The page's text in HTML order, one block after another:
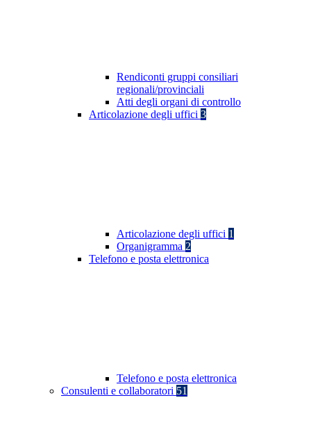
Rendiconti gruppi consiliari
regionali/provinciali
Atti degli organi di controllo
Articolazione degli uffici 3
Articolazione degli uffici 1
Organigramma 2
Telefono e posta elettronica
Telefono e posta elettronica
Consulenti e collaboratori 51